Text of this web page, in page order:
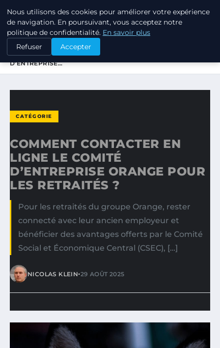
TUEZ-LES TOUS
ACCUEIL
CATÉGORIE
COMMENT CONTACTER EN LIGNE LE COMITÉ
D’ENTREPRISE…
CATÉGORIE
COMMENT CONTACTER EN
LIGNE LE COMITÉ
D’ENTREPRISE ORANGE POUR
LES RETRAITÉS ?
Pour les retraités du groupe Orange, rester
connecté avec leur ancien employeur et
bénéficier des avantages offerts par le Comité
Social et Économique Central (CSEC), […]
NICOLAS KLEIN•29 AOÛT 2025
Nous utilisons des cookies pour améliorer votre expérience
de navigation. En poursuivant, vous acceptez notre
politique de confidentialité. En savoir plus
Refuser
Accepter